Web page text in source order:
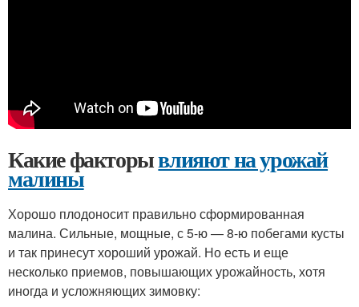
Какие факторывлияют на урожай
малины
Хорошо плодоносит правильно сформированная
малина. Сильные, мощные, с 5-ю — 8-ю побегами кусты
и так принесут хороший урожай. Но есть и еще
несколько приемов, повышающих урожайность, хотя
иногда и усложняющих зимовку: